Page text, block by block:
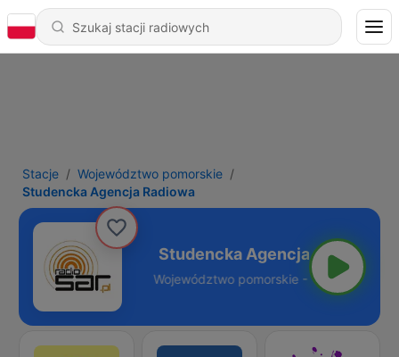
Stacje
Województwo pomorskie
Studencka Agencja Radiowa
Radiowa
- Online